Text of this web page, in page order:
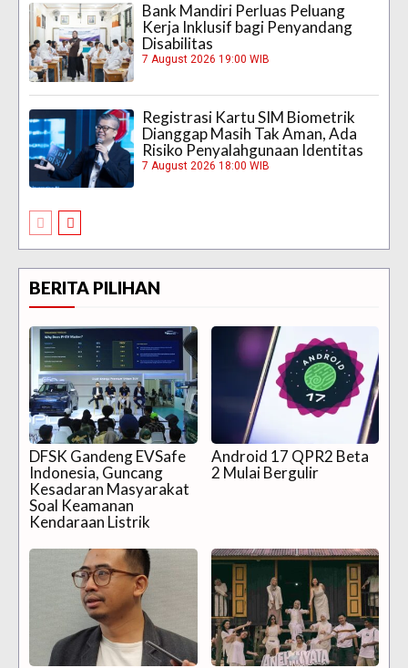
Bank Mandiri Perluas Peluang
Kerja Inklusif bagi Penyandang
Disabilitas
7 August 2026 19:00 WIB
Registrasi Kartu SIM Biometrik
Dianggap Masih Tak Aman, Ada
Risiko Penyalahgunaan Identitas
7 August 2026 18:00 WIB
BERITA PILIHAN
DFSK Gandeng EVSafe
Indonesia, Guncang
Kesadaran Masyarakat
Soal Keamanan
Kendaraan Listrik
Android 17 QPR2 Beta
2 Mulai Bergulir